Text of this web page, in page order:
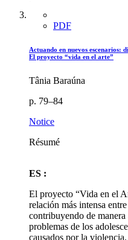
PDF
Actuando en nuevos escenarios:
El proyecto “vida en el arte”
Tânia Baraúna
p. 79–84
Notice
Résumé
ES :
El proyecto “Vida en el
relación más intensa
contribuyendo de
problemas de los
causados por la